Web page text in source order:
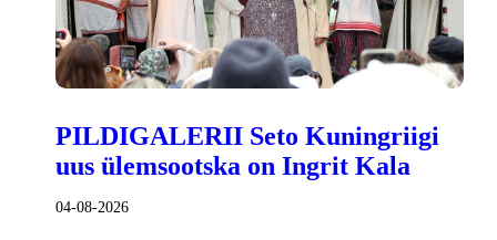
PILDIGALERII Seto Kuningriigi
uus ülemsootska on Ingrit Kala
04-08-2026